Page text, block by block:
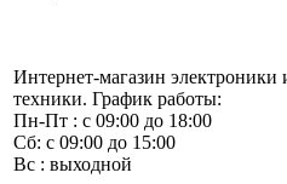
Интернет-магазин электроники
техники. График работы:
Пн-Пт : с 09:00 до 18:00
Сб: с 09:00 до 15:00
Вс : выходной